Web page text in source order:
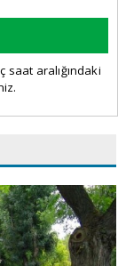
aralığındaki